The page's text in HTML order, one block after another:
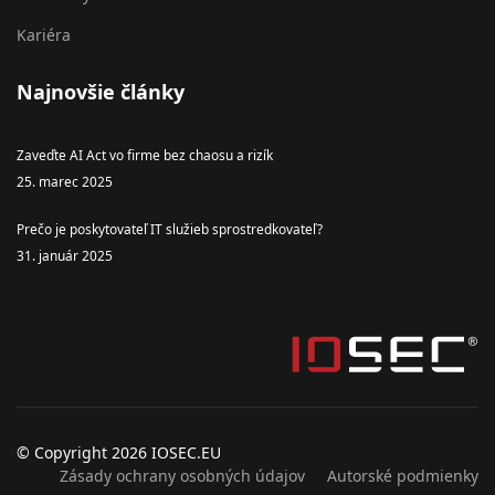
Kariéra
Najnovšie články
Zaveďte AI Act vo firme bez chaosu a rizík
25. marec 2025
Prečo je poskytovateľ IT služieb sprostredkovateľ?
31. január 2025
© Copyright 2026 IOSEC.EU
Zásady ochrany osobných údajov
Autorské podmienky